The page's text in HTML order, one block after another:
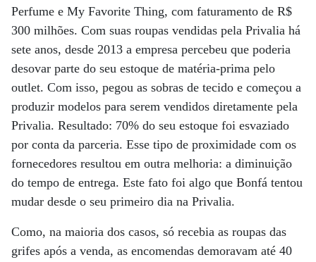
Perfume e My Favorite Thing, com faturamento de R$
300 milhões. Com suas roupas vendidas pela Privalia há
sete anos, desde 2013 a empresa percebeu que poderia
desovar parte do seu estoque de matéria-prima pelo
outlet. Com isso, pegou as sobras de tecido e começou a
produzir modelos para serem vendidos diretamente pela
Privalia. Resultado: 70% do seu estoque foi esvaziado
por conta da parceria. Esse tipo de proximidade com os
fornecedores resultou em outra melhoria: a diminuição
do tempo de entrega. Este fato foi algo que Bonfá tentou
mudar desde o seu primeiro dia na Privalia.
Como, na maioria dos casos, só recebia as roupas das
grifes após a venda, as encomendas demoravam até 40